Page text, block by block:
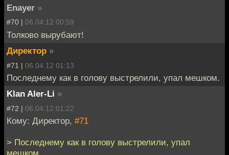
Enayer »
#70 | 06.04.12 00:59
Толково вырубают!
Директор »
#71 | 06.04.12 01:13
Последнему как в голову выстрелили, упал мешком.
Klan Aler-Li »
#72 | 06.04.12 01:22
Кому: Директор, #71
> Последнему как в голову выстрелили, упал